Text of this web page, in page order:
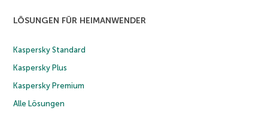
LÖSUNGEN FÜR HEIMANWENDER
Kaspersky Standard
Kaspersky Plus
Kaspersky Premium
Alle Lösungen